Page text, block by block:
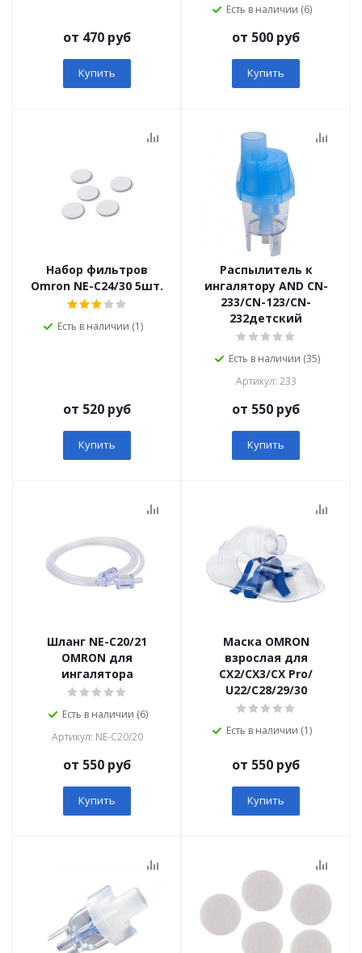
от 470 руб
Купить
Есть в наличии (6)
от 500 руб
Купить
Набор фильтров
Omron NE-C24/30 5шт.
Есть в наличии (1)
от 520 руб
Купить
Распылитель к
ингалятору AND CN-
233/CN-123/CN-
232детский
Есть в наличии (35)
Артикул: 233
от 550 руб
Купить
Шланг NE-C20/21
OMRON для
ингалятора
Есть в наличии (6)
Артикул: NE-C20/20
от 550 руб
Купить
Маска OMRON
взрослая для
CX2/CX3/CX Pro/
U22/C28/29/30
Есть в наличии (1)
от 550 руб
Купить